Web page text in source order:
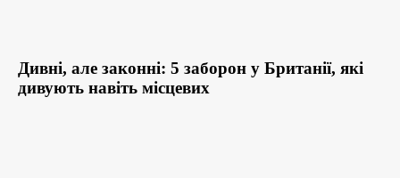
Дивні, але законні: 5 заборон у Британії, які
дивують навіть місцевих